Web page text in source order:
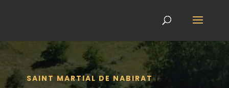
SAINT MARTIAL DE NABIRAT